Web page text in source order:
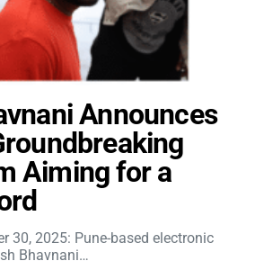
Announces
Aiming for a
30, 2025: Pune-based electronic
Bhavnani…